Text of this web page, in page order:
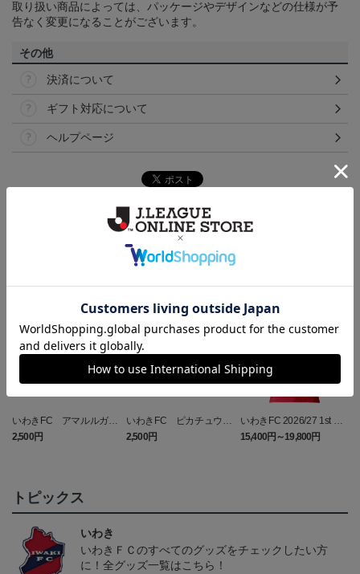
取り扱い商品によっては、パッケージやデザインなどの仕様が予
告なく変更になることがございます。
その他
決済について
ギフト対応について
ヘルプページ
いわきFC アマルルガ
タオルマフラー
2,500円
いわきFC ピカチュウ
タオルマフラー
2,500円
いわきFC 2026/27 1st レ
プリカユニフォーム
15,400円～19,800円
トピックス
いわき
いわきＦＣのすべてのグッズをチェックしたい方
に！全グッズ一覧はこちら！